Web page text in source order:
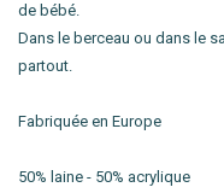
de bébé.
Dans le berceau ou dans le
partout.
Fabriquée en Europe
50% laine - 50% acrylique